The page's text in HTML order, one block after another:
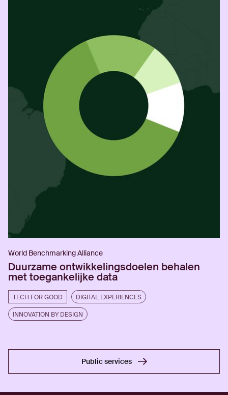
World Benchmarking Alliance
Duurzame ontwikkelingsdoelen behalen
met toegankelijke data
TECH FOR GOOD DIGITAL EXPERIENCES
INNOVATION BY DESIGN
Public services
Public services